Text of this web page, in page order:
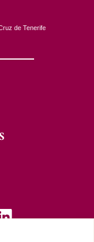
de Tenerife